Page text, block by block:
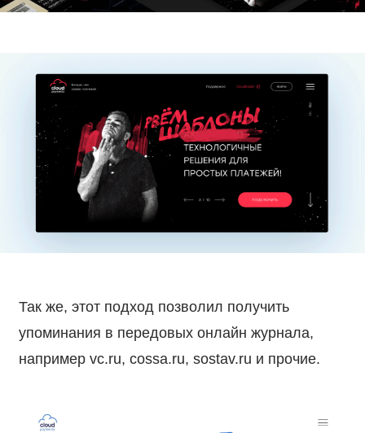
Так же, этот подход позволил получить
упоминания в передовых онлайн журнала,
например vc.ru, cossa.ru, sostav.ru и прочие.